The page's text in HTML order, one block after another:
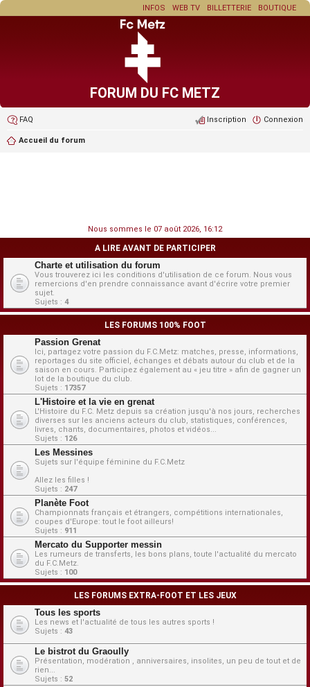
BOUTIQUE
BILLETTERIE
WEB TV
INFOS
FORUM DU FC METZ
FAQ Connexion
Inscription
Accueil du forum
Nous sommes le 07 août 2026, 16:12
A LIRE AVANT DE PARTICIPER
Charte et utilisation du forum
Vous trouverez ici les conditions d'utilisation de ce forum. Nous vous
remercions d'en prendre connaissance avant d'écrire votre premier
sujet.
Sujets : 4
LES FORUMS 100% FOOT
Passion Grenat
Ici, partagez votre passion du F.C.Metz: matches, presse, informations,
reportages du site officiel, échanges et débats autour du club et de la
saison en cours. Participez également au « jeu titre » afin de gagner un
lot de la boutique du club.
Sujets : 17357
L'Histoire et la vie en grenat
L'Histoire du F.C. Metz depuis sa création jusqu'à nos jours, recherches
diverses sur les anciens acteurs du club, statistiques, conférences,
livres, chants, documentaires, photos et vidéos...
Sujets : 126
Les Messines
Sujets sur l'équipe féminine du F.C.Metz
Allez les filles !
Sujets : 247
Planète Foot
Championnats français et étrangers, compétitions internationales,
coupes d'Europe: tout le foot ailleurs!
Sujets : 911
Mercato du Supporter messin
Les rumeurs de transferts, les bons plans, toute l'actualité du mercato
du F.C.Metz.
Sujets : 100
LES FORUMS EXTRA-FOOT ET LES JEUX
Tous les sports
Les news et l'actualité de tous les autres sports !
Sujets : 43
Le bistrot du Graoully
Présentation, modération , anniversaires, insolites, un peu de tout et de
rien...
Sujets : 52